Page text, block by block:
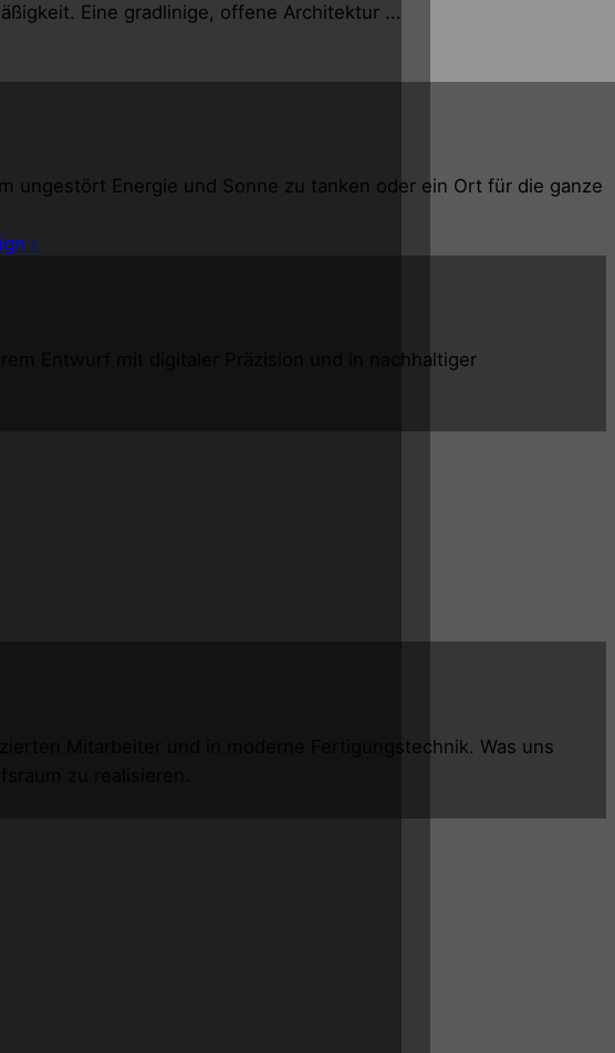
Eine gradlinige, offene Architektur ...
ungestört Energie und Sonne zu tanken oder ein Ort für die ganze
›
Entwurf mit digitaler Präzision und in nachhaltiger
Mitarbeiter und in moderne Fertigungstechnik. Was uns